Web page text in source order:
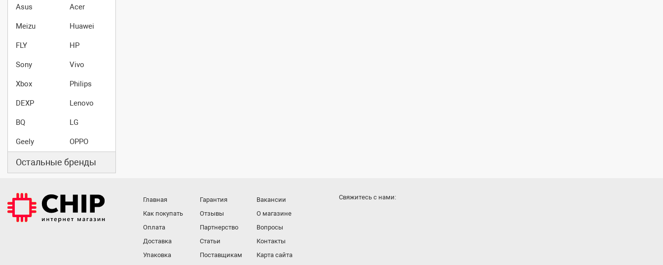
Asus Acer
Meizu Huawei
FLY HP
Sony Vivo
Xbox Philips
DEXP Lenovo
BQ LG
Geely OPPO
Остальные бренды
Главная
Как покупать
Оплата
Доставка
Упаковка
Гарантия
Отзывы
Партнерство
Статьи
Поставщикам
Вакансии
О магазине
Вопросы
Контакты
Карта сайта
Cвяжитесь с нами: